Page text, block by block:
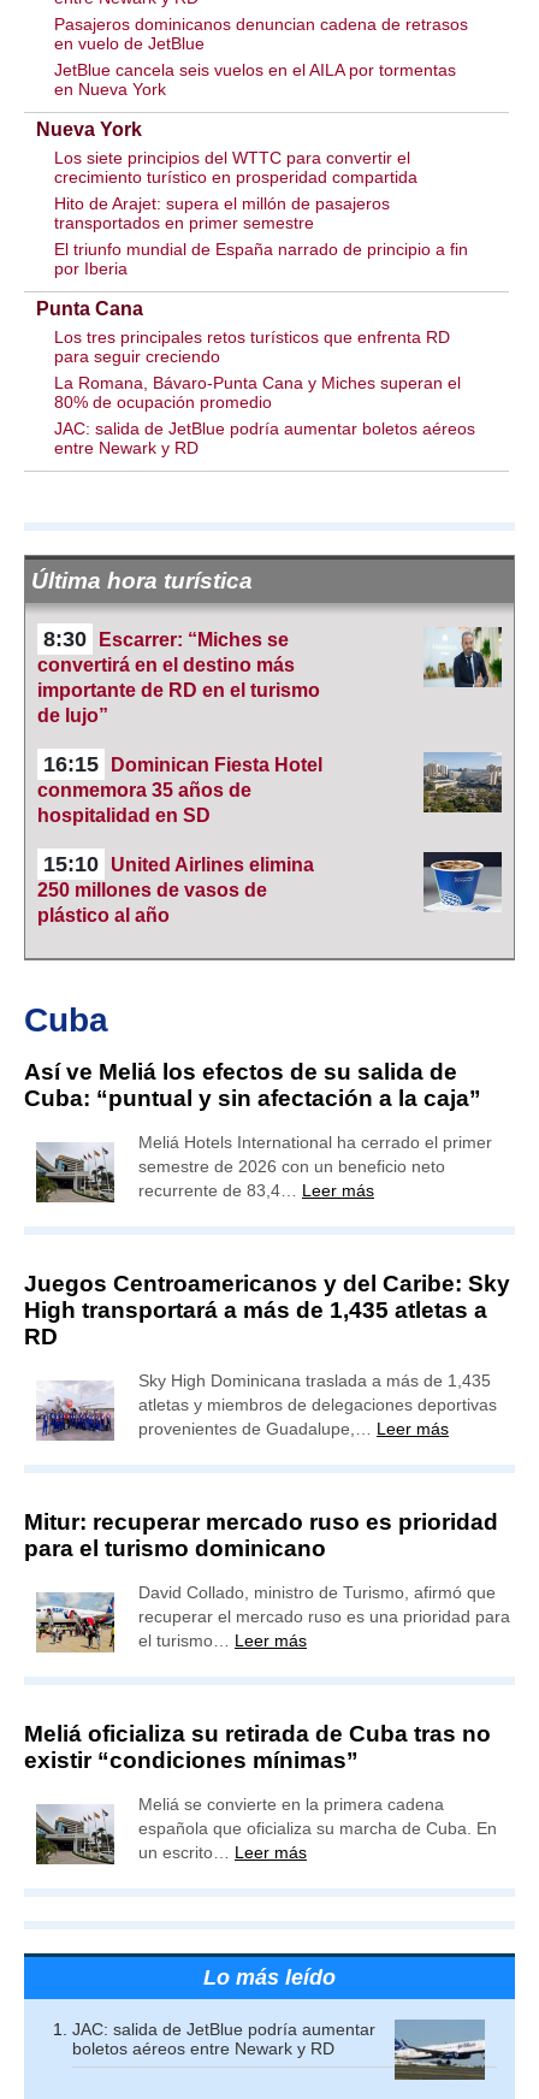
Pasajeros dominicanos denuncian cadena de retrasos
en vuelo de JetBlue
JetBlue cancela seis vuelos en el AILA por tormentas
en Nueva York
Nueva York
Los siete principios del WTTC para convertir el
crecimiento turístico en prosperidad compartida
Hito de Arajet: supera el millón de pasajeros
transportados en primer semestre
El triunfo mundial de España narrado de principio a fin
por Iberia
Punta Cana
Los tres principales retos turísticos que enfrenta RD
para seguir creciendo
La Romana, Bávaro-Punta Cana y Miches superan el
80% de ocupación promedio
JAC: salida de JetBlue podría aumentar boletos aéreos
entre Newark y RD
Última hora turística
8:30
Escarrer: “Miches se
convertirá en el destino más
importante de RD en el turismo
de lujo”
16:15
Dominican Fiesta Hotel
conmemora 35 años de
hospitalidad en SD
15:10
United Airlines elimina
250 millones de vasos de
plástico al año
Cuba
Así ve Meliá los efectos de su salida de
Cuba: “puntual y sin afectación a la caja”
Meliá Hotels International ha cerrado el primer
semestre de 2026 con un beneficio neto
recurrente de 83,4… Leer más
Juegos Centroamericanos y del Caribe: Sky
High transportará a más de 1,435 atletas a
RD
Sky High Dominicana traslada a más de 1,435
atletas y miembros de delegaciones deportivas
provenientes de Guadalupe,… Leer más
Mitur: recuperar mercado ruso es prioridad
para el turismo dominicano
David Collado, ministro de Turismo, afirmó que
recuperar el mercado ruso es una prioridad para
el turismo… Leer más
Meliá oficializa su retirada de Cuba tras no
existir “condiciones mínimas”
Meliá se convierte en la primera cadena
española que oficializa su marcha de Cuba. En
un escrito… Leer más
Lo más leído
JAC: salida de JetBlue podría aumentar
boletos aéreos entre Newark y RD